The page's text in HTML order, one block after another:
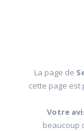
La page de
cette page est
Votre
beaucoup